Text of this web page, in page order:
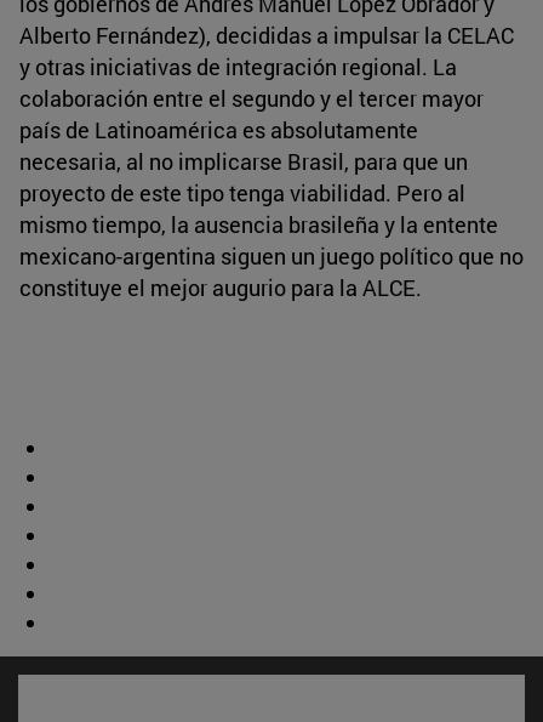
Alberto Fernández), decididas a impulsar la CELAC
y otras iniciativas de integración regional. La
colaboración entre el segundo y el tercer mayor
país de Latinoamérica es absolutamente
necesaria, al no implicarse Brasil, para que un
proyecto de este tipo tenga viabilidad. Pero al
mismo tiempo, la ausencia brasileña y la entente
mexicano-argentina siguen un juego político que no
constituye el mejor augurio para la ALCE.